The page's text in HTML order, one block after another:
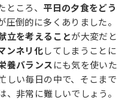
ころ、 平日の夕食をどう
倒的に多くありました。
立を考えることが大変だと
ンネリ化してしまうことに
養バランスにも気を使いた
しい毎日の中で、そこまで
非常に難しいでしょう。